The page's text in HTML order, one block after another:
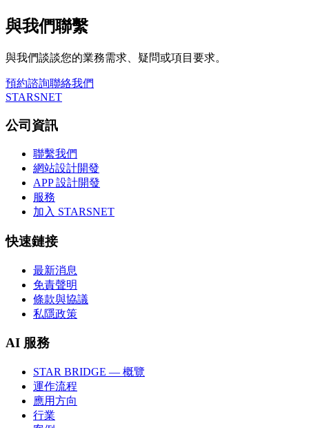
與我們聯繫
與我們談談您的業務需求、疑問或項目要求。
預約諮詢聯絡我們
STARSNET
公司資訊
聯繫我們
網站設計開發
APP 設計開發
服務
加入 STARSNET
快速鏈接
最新消息
免責聲明
條款與協議
私隱政策
AI 服務
STAR BRIDGE — 概覽
運作流程
應用方向
行業